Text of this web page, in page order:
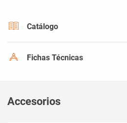
Catálogo
Fichas Técnicas
Accesorios